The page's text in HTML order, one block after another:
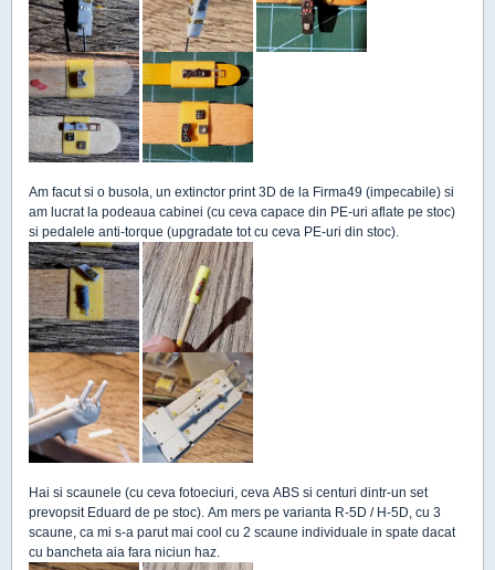
Am facut si o busola, un extinctor print 3D de la Firma49 (impecabile) si
am lucrat la podeaua cabinei (cu ceva capace din PE-uri aflate pe stoc)
si pedalele anti-torque (upgradate tot cu ceva PE-uri din stoc).
Hai si scaunele (cu ceva fotoeciuri, ceva ABS si centuri dintr-un set
prevopsit Eduard de pe stoc). Am mers pe varianta R-5D / H-5D, cu 3
scaune, ca mi s-a parut mai cool cu 2 scaune individuale in spate dacat
cu bancheta aia fara niciun haz.